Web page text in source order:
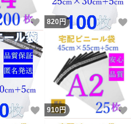
いいね！
820円
いいね！
910円